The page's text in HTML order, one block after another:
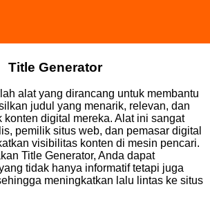
Title Generator
alat yang dirancang untuk membantu
judul yang menarik, relevan, dan
konten digital mereka. Alat ini sangat
pemilik situs web, dan pemasar digital
visibilitas konten di mesin pencari.
Title Generator, Anda dapat
tidak hanya informatif tetapi juga
meningkatkan lalu lintas ke situs